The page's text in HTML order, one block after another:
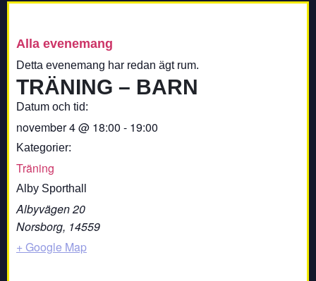
Alla evenemang
Detta evenemang har redan ägt rum.
TRÄNING – BARN
Datum och tid:
november 4@ 18:00 - 19:00
Kategorier:
Träning
Alby Sporthall
Albyvägen 20
Norsborg, 14559
+ Google Map